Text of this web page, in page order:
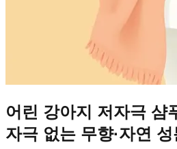
어린 강아지 저자극
자극 없는 무향·자연